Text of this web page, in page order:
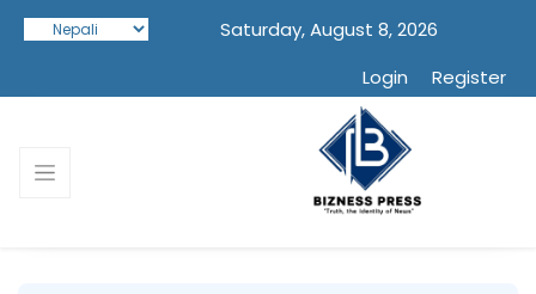
Saturday, August 8, 2026
Login
Register